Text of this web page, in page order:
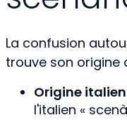
La confusion
trouve son origine
Origine
l'italien «